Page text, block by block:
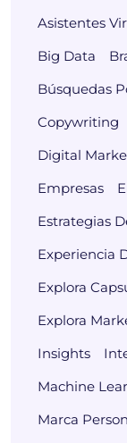
Asistentes
Big Data
Búsquedas
Copywriting
Digital
Empresas
Estrategias
Experiencia
Explora
Explora
Insights
Machine
Marca